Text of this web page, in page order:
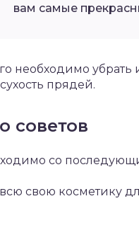
вам самые
необходимо убрать
прядей.
советов
со
свою косметику